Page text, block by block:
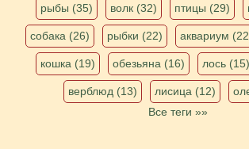
рыбы (35) волк (32) птицы (29)
собака (26) рыбки (22) аквариум
кошка (19) обезьяна (16) лось (15)
верблюд (13) лисица (12)
Все теги »»